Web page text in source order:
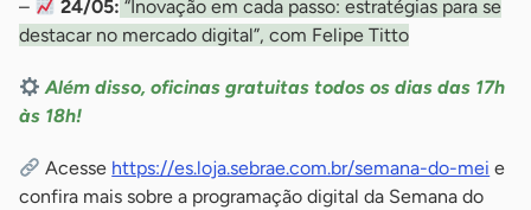
– 24/05: “Inovação em cada passo: estratégias para se
destacar no mercado digital”, com Felipe Titto
Além disso, oficinas gratuitas todos os dias das 17h
às 18h!
Acesse https://es.loja.sebrae.com.br/semana-do-mei e
confira mais sobre a programação digital da Semana do